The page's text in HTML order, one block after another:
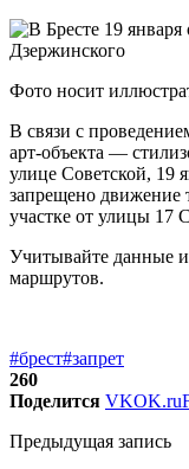
Фото носит
В связи с
арт-объекта —
улице Советской, 19
запрещено движение
участке от улицы 17
Учитывайте данные
маршрутов.
#брест#запрет
260
Поделится VKOK.ru
Предыдущая запись